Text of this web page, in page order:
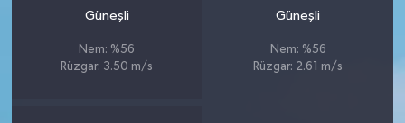
Güneşli
Nem: %56
Rüzgar: 3.50 m/s
Güneşli
Nem: %56
Rüzgar: 2.61 m/s